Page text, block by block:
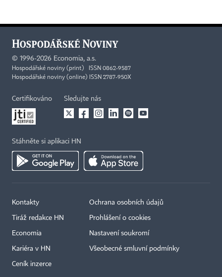
© 1996-2026 Economia, a.s.
Hospodářské noviny (print) ISSN 0862-9587
Hospodářské noviny (online) ISSN 2787-950X
Certifikováno Sledujte nás
Stáhněte si aplikaci HN
Kontakty
Tiráž redakce HN
Economia
Kariéra v HN
Ceník inzerce
Ochrana osobních údajů
Prohlášení o cookies
Nastavení soukromí
Všeobecné smluvní podmínky